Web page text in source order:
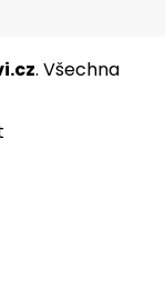
. Všechna